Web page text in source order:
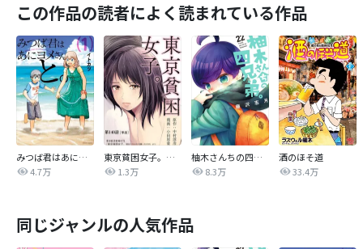
この作品の読者によく読まれている作品
みつば君はあにヨメさんと。
4.7万
東京貧困女子。【単話】
1.3万
柚木さんちの四兄弟。
8.3万
酒のほそ道
33.4万
同じジャンルの人気作品